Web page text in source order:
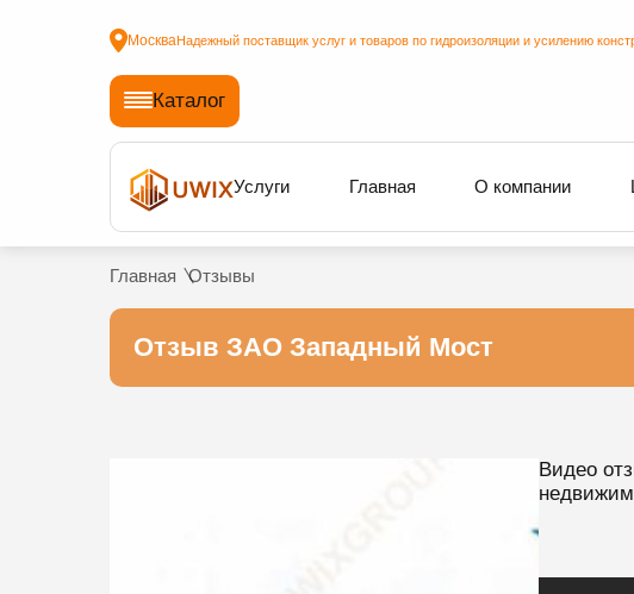
МоскваНадежный поставщик услуг и товаров по гидроизоляции и усилению
Каталог
Услуги Главная О компании
Главная Отзывы
Отзыв ЗАО Западный Мост
Видео